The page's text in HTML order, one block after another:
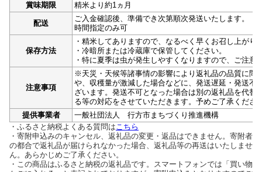
賞味期限
精米より約1ヵ月
配送
ご入金確認後、準備でき次第順次発送いたします。
時間指定のみ可
保存方法
・精米してありますので、なるべく早くお召し上がり
・冷暗所または冷蔵庫で保管してください。
・特に夏季は虫が発生しやすくなりますので、ご注意
注意事項
※天災・天候等諸事情の影響により返礼品の品質に問
や、収穫量が激減した場合などに、発送遅延・発送不
ざいます。発送不可となった場合は別の返礼品を代替
る等の対応をさせていただきます。予めご了承くださ
提供事業者
一般社団法人 行方市まちづくり推進機構
・ふるさと納税よくある質問はこちら
・寄附申込みのキャンセル、返礼品の変更・返品はできません。寄附者
の都合で返礼品が届けられなかった場合、返礼品等の再送はいたしませ
ん。あらかじめご了承ください。
・この商品はふるさと納税の返礼品です。スマートフォンでは「買い物